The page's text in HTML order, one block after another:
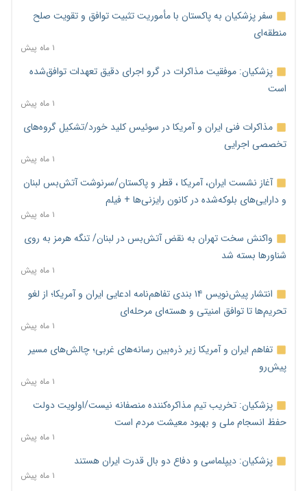
سفر پزشکیان به پاکستان با مأموریت تثبیت توافق و تقویت صلح
منطقه‌ای
۱ ماه پیش
پزشکیان: موفقیت مذاکرات در گرو اجرای دقیق تعهدات توافق‌شده
است
۱ ماه پیش
مذاکرات فنی ایران و آمریکا در سوئیس کلید خورد/تشکیل گروه‌های
تخصصی اجرایی
۱ ماه پیش
آغاز نشست ایران، آمریکا ، قطر و پاکستان/سرنوشت آتش‌بس لبنان
و دارایی‌های بلوکه‌شده در کانون رایزنی‌ها + فیلم
۱ ماه پیش
واکنش سخت تهران به نقض آتش‌بس در لبنان/ تنگه هرمز به روی
شناورها بسته شد
۱ ماه پیش
انتشار پیش‌نویس ۱۴ بندی تفاهم‌نامه ادعایی ایران و آمریکا؛ از لغو
تحریم‌ها تا توافق امنیتی و هسته‌ای مرحله‌ای
۱ ماه پیش
تفاهم ایران و آمریکا زیر ذره‌بین رسانه‌های غربی؛ چالش‌های مسیر
پیش‌رو
۱ ماه پیش
پزشکیان: تخریب تیم مذاکره‌کننده منصفانه نیست/اولویت دولت
حفظ انسجام ملی و بهبود معیشت مردم است
۱ ماه پیش
پزشکیان: دیپلماسی و دفاع دو بال قدرت ایران هستند
۱ ماه پیش